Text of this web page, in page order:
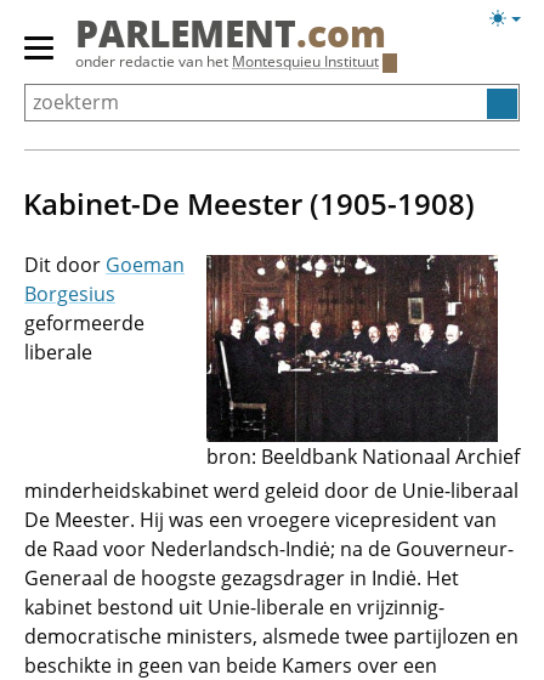
Overslaan
Primair
menu
tonen/verbergen
PARLEMENT.com
onder redactie van het Montesquieu Instituut
Kabinet-De Meester (1905-1908)
bron: Beeldbank Nationaal Archief
Dit door Goeman
Borgesius
geformeerde
liberale
minderheidskabinet werd geleid door de Unie-liberaal
De Meester. Hij was een vroegere vicepresident van
de Raad voor Nederlandsch-Indiė; na de Gouverneur-
Generaal de hoogste gezagsdrager in Indiė. Het
kabinet bestond uit Unie-liberale en vrijzinnig-
democratische ministers, alsmede twee partijlozen en
beschikte in geen van beide Kamers over een